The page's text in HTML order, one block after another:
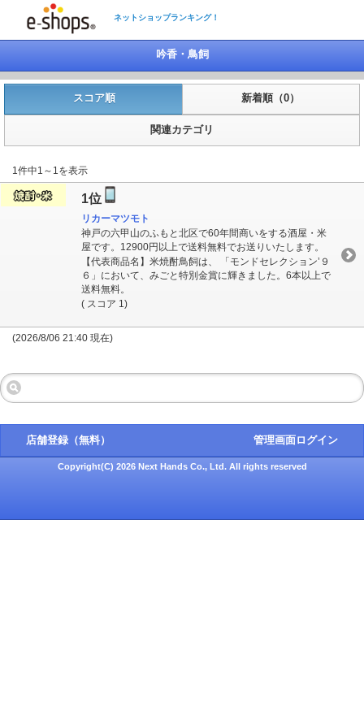
ネットショップランキング！
吟香・鳥飼
スコア順 新着順（0）
関連カテゴリ
1件中1～1を表示
1位
リカーマツモト
神戸の六甲山のふもと北区で60年間商いをする酒屋・米
屋です。12900円以上で送料無料でお送りいたします。
【代表商品名】米焼酎鳥飼は、 「モンドセレクション’９
６」において、みごと特別金賞に輝きました。6本以上で
送料無料。
( スコア 1)
(2026/8/06 21:40 現在)
店舗登録（無料） 管理画面ログイン
Copyright(C) 2026 Next Hands Co., Ltd. All rights reserved